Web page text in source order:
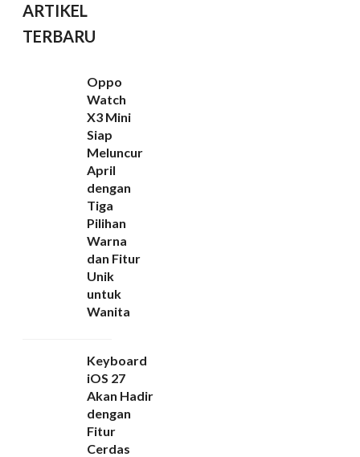
ARTIKEL
TERBARU
Oppo
Watch
X3 Mini
Siap
Meluncur
April
dengan
Tiga
Pilihan
Warna
dan Fitur
Unik
untuk
Wanita
Keyboard
iOS 27
Akan Hadir
dengan
Fitur
Cerdas